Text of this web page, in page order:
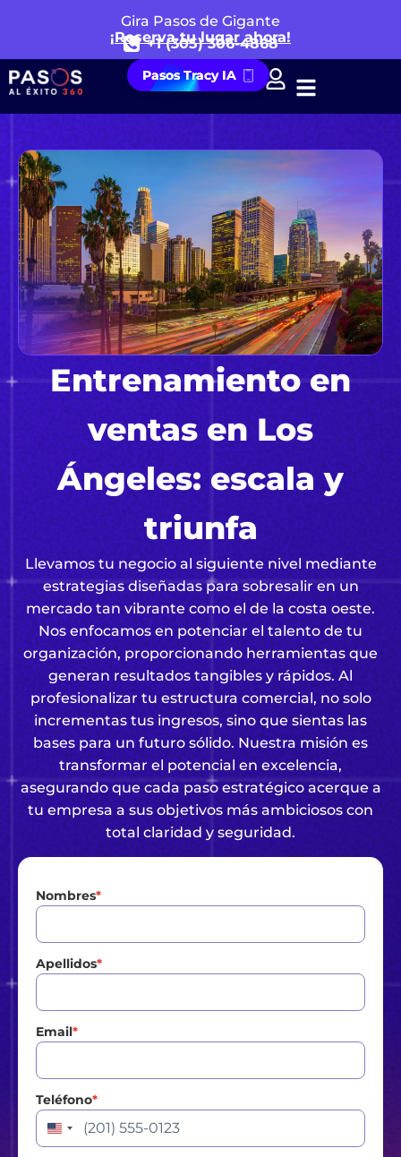
Gira Pasos de Gigante
¡Reserva tu lugar ahora!
+1 (305) 306-4868
Pasos Tracy IA
Entrenamiento en
ventas en Los
Ángeles: escala y
triunfa
Llevamos tu negocio al siguiente nivel mediante
estrategias diseñadas para sobresalir en un
mercado tan vibrante como el de la costa oeste.
Nos enfocamos en potenciar el talento de tu
organización, proporcionando herramientas que
generan resultados tangibles y rápidos. Al
profesionalizar tu estructura comercial, no solo
incrementas tus ingresos, sino que sientas las
bases para un futuro sólido. Nuestra misión es
transformar el potencial en excelencia,
asegurando que cada paso estratégico acerque a
tu empresa a sus objetivos más ambiciosos con
total claridad y seguridad.
Nombres*
Apellidos*
Email*
Teléfono*
Estados Unidos +1